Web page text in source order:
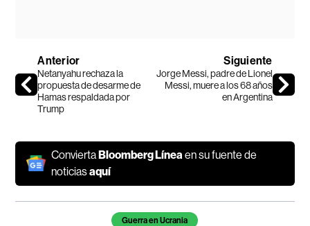
Anterior
Netanyahu rechaza la
propuesta de desarme de
Hamas respaldada por
Trump
Siguiente
Jorge Messi, padre de Lionel
Messi, muere a los 68 años
en Argentina
ConviertaBloomberg Línea en su fuente de
noticiasaquí
Temas de este artículoGuerra en Ucrania